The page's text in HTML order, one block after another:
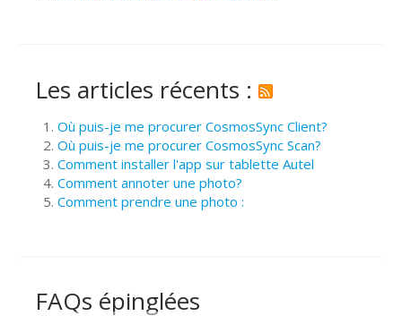
Les articles récents :
Où puis-je me procurer CosmosSync Client?
Où puis-je me procurer CosmosSync Scan?
Comment installer l'app sur tablette Autel
Comment annoter une photo?
Comment prendre une photo :
FAQs épinglées